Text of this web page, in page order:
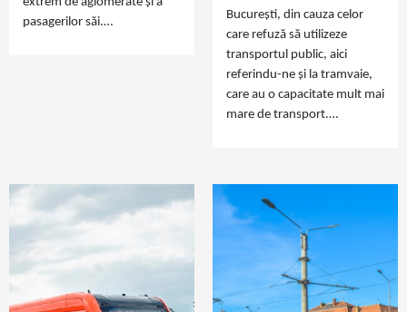
pasagerilor săi.…
București, din cauza celor
care refuză să utilizeze
transportul public, aici
referindu-ne și la tramvaie,
care au o capacitate mult mai
mare de transport.…